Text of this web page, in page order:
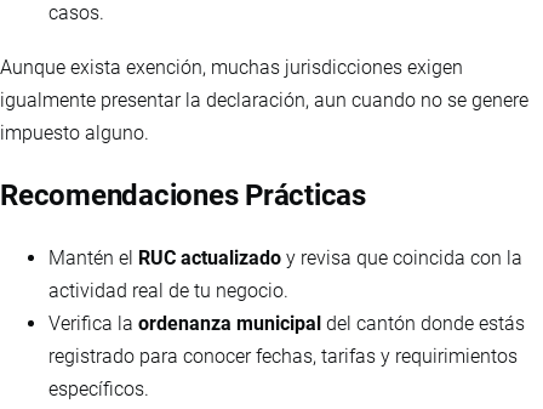
casos.
Aunque exista exención, muchas jurisdicciones exigen
igualmente presentar la declaración, aun cuando no se genere
impuesto alguno.
Recomendaciones Prácticas
Mantén el RUC actualizado y revisa que coincida con la
actividad real de tu negocio.
Verifica la ordenanza municipal del cantón donde estás
registrado para conocer fechas, tarifas y requirimientos
específicos.